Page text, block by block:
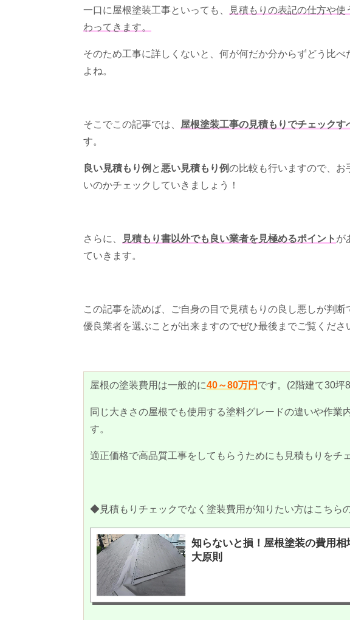
一口に屋根塗装工事といっても、
見積もりの表記の仕方や
わってきます。
そのため工事に詳しくないと、何が何だか分からずどう比
よね。
そこでこの記事では、 屋根塗装工事の見積もりでチェックす
す。
良い見積もり例 と 悪い見積もり例の比較も行いますので、お
いのかチェックしていきましょう！
さらに、 見積もり書以外でも良い業者を見極めるポイント が
ていきます。
この記事を読めば、ご自身の目で見積もりの良し悪しが判
優良業者を選ぶことが出来ますのでぜひ最後までご覧くださ
屋根の塗装費用は一般的に40～80万円 です。 (2階建て30坪
同じ大きさの屋根でも使用する塗料グレードの違いや作業
す。
適正価格で高品質工事をしてもらうためにも見積もりをチ
◆見積もりチェックでなく塗装費用が知りたい方はこちら
知らないと損！屋根塗装の費用
大原則